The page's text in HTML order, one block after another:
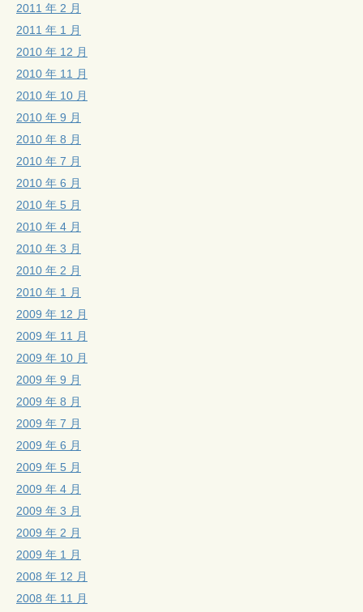
2011 年 2 月
2011 年 1 月
2010 年 12 月
2010 年 11 月
2010 年 10 月
2010 年 9 月
2010 年 8 月
2010 年 7 月
2010 年 6 月
2010 年 5 月
2010 年 4 月
2010 年 3 月
2010 年 2 月
2010 年 1 月
2009 年 12 月
2009 年 11 月
2009 年 10 月
2009 年 9 月
2009 年 8 月
2009 年 7 月
2009 年 6 月
2009 年 5 月
2009 年 4 月
2009 年 3 月
2009 年 2 月
2009 年 1 月
2008 年 12 月
2008 年 11 月